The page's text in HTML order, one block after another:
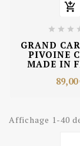

  
GRAND
PIVOINE
MADE IN
89,00
Affichage 1-40